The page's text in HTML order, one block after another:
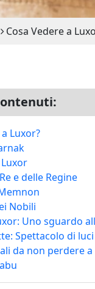
Cosa Vedere a
Luxor?
e delle Regine
Nobili
Uno sguardo
Spettacolo di
da non perdere